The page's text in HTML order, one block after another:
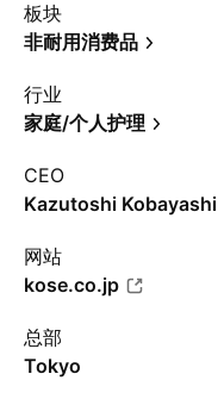
板块
非耐用消费品
行业
家庭/个人护理
CEO
Kazutoshi Kobayashi
网站
kose.co.jp
总部
Tokyo